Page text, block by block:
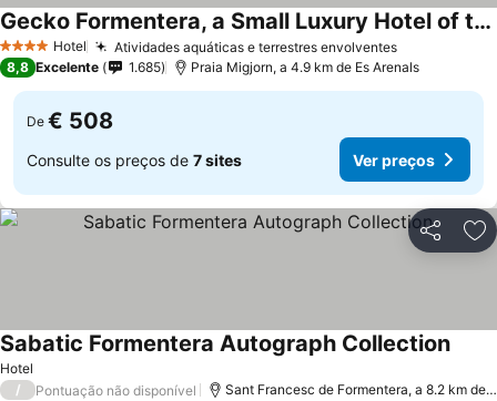
4 EstrelasHotel Atividades aquáticas e terrestres envolventes
Gecko Formentera, a Small Luxury Hotel of the World
8,8 Excelente 1.685 Praia Migjorn, a 4.9 km de Es Arenals
De € 508
Consulte os preços de 7 sites Ver preços
Partilhar
Hotel
Sabatic Formentera Autograph Collection
/ Pontuação não disponível Sant Francesc de Formentera, a 8.2 km de Es Arenals